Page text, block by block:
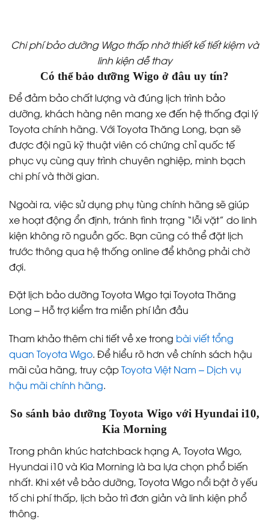
Chi phí bảo dưỡng Wigo thấp nhờ thiết kế tiết kiệm và
linh kiện dễ thay
Có thể bảo dưỡng Wigo ở đâu uy tín?
Để đảm bảo chất lượng và đúng lịch trình bảo
dưỡng, khách hàng nên mang xe đến hệ thống đại lý
Toyota chính hãng. Với Toyota Thăng Long, bạn sẽ
được đội ngũ kỹ thuật viên có chứng chỉ quốc tế
chi phí và thời gian.
Ngoài ra, việc sử dụng phụ tùng chính hãng sẽ giúp
xe hoạt động ổn định, tránh tình trạng “lỗi vặt” do linh
trước thông qua hệ thống online để không phải chờ
Đặt lịch bảo dưỡng Toyota Wigo tại Toyota Thăng
Long – Hỗ trợ kiểm tra miễn phí lần đầu
Tham khảo thêm chi tiết về xe trongbài viết tổng
quan Toyota Wigo